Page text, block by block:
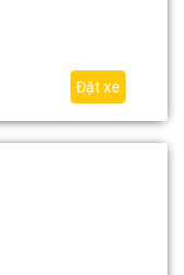
Đặt xe